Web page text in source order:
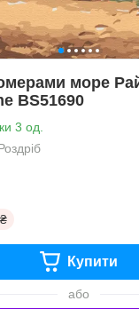
море
BS51690
3 од.
Купити
або